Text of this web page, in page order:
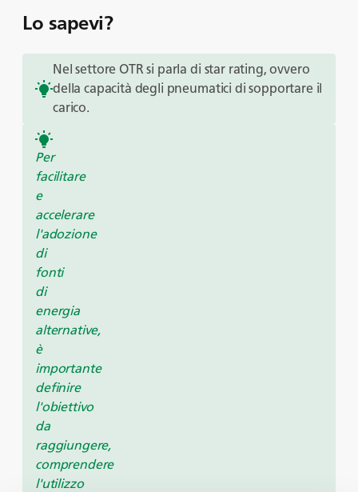
Lo sapevi?
Nel settore OTR si parla di star rating, ovvero
della capacità degli pneumatici di sopportare il
carico.
Per
facilitare
e
accelerare
l'adozione
di
fonti
di
energia
alternative,
è
importante
definire
l'obiettivo
da
raggiungere,
comprendere
l'utilizzo